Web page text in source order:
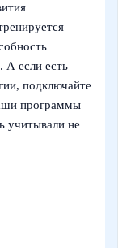
А если есть
подключайте
программы
учитывали не